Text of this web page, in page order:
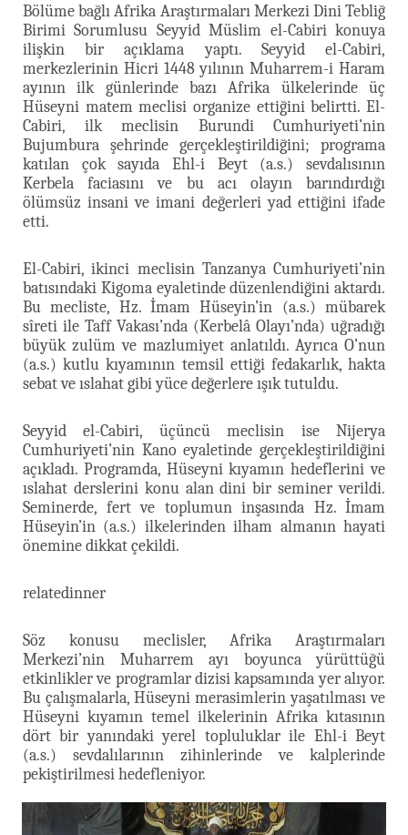
Bölüme bağlı Afrika Araştırmaları Merkezi Dini Tebliğ
Birimi Sorumlusu Seyyid Müslim el-Cabiri konuya
ilişkin bir açıklama yaptı. Seyyid el-Cabiri,
merkezlerinin Hicri 1448 yılının Muharrem-i Haram
ayının ilk günlerinde bazı Afrika ülkelerinde üç
Hüseyni matem meclisi organize ettiğini belirtti. El-
Cabiri, ilk meclisin Burundi Cumhuriyeti’nin
Bujumbura şehrinde gerçekleştirildiğini; programa
katılan çok sayıda Ehl-i Beyt (a.s.) sevdalısının
Kerbela faciasını ve bu acı olayın barındırdığı
ölümsüz insani ve imani değerleri yad ettiğini ifade
etti.
El-Cabiri, ikinci meclisin Tanzanya Cumhuriyeti’nin
batısındaki Kigoma eyaletinde düzenlendiğini aktardı.
Bu mecliste, Hz. İmam Hüseyin’in (a.s.) mübarek
sîreti ile Taff Vakası’nda (Kerbelâ Olayı’nda) uğradığı
büyük zulüm ve mazlumiyet anlatıldı. Ayrıca O’nun
(a.s.) kutlu kıyamının temsil ettiği fedakarlık, hakta
sebat ve ıslahat gibi yüce değerlere ışık tutuldu.
Seyyid el-Cabiri, üçüncü meclisin ise Nijerya
Cumhuriyeti’nin Kano eyaletinde gerçekleştirildiğini
açıkladı. Programda, Hüseyni kıyamın hedeflerini ve
ıslahat derslerini konu alan dini bir seminer verildi.
Seminerde, fert ve toplumun inşasında Hz. İmam
Hüseyin’in (a.s.) ilkelerinden ilham almanın hayati
önemine dikkat çekildi.
relatedinner
Söz konusu meclisler, Afrika Araştırmaları
Merkezi’nin Muharrem ayı boyunca yürüttüğü
etkinlikler ve programlar dizisi kapsamında yer alıyor.
Bu çalışmalarla, Hüseyni merasimlerin yaşatılması ve
Hüseyni kıyamın temel ilkelerinin Afrika kıtasının
dört bir yanındaki yerel topluluklar ile Ehl-i Beyt
(a.s.) sevdalılarının zihinlerinde ve kalplerinde
pekiştirilmesi hedefleniyor.